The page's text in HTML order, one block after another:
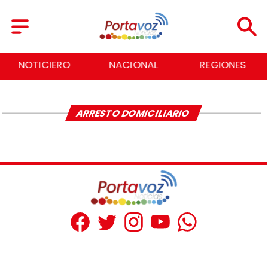
NOTICIERO NACIONAL REGIONES
ARRESTO DOMICILIARIO